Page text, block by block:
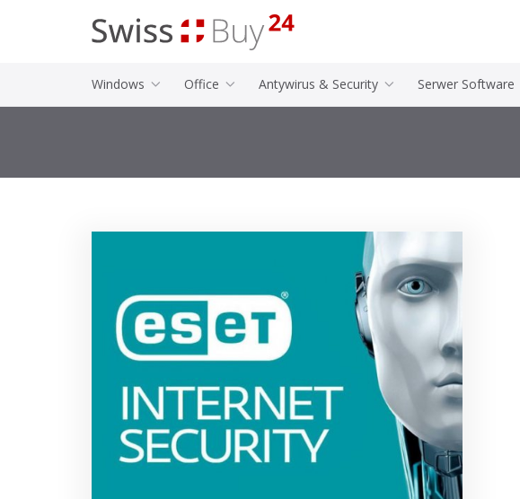
Windows Office Antywirus & Security Serwer Software